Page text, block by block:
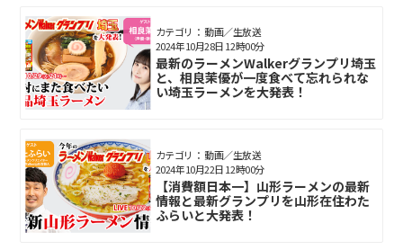
カテゴリ： 動画／生放送
最新のラーメンWalkerグランプリ埼玉
と、相良茉優が一度食べて忘れられな
い埼玉ラーメンを大発表！
2024年10月28日 12時00分
カテゴリ： 動画／生放送
【消費額日本一】山形ラーメンの最新
情報と最新グランプリを山形在住わた
ふらいと大発表！
2024年10月22日 12時00分